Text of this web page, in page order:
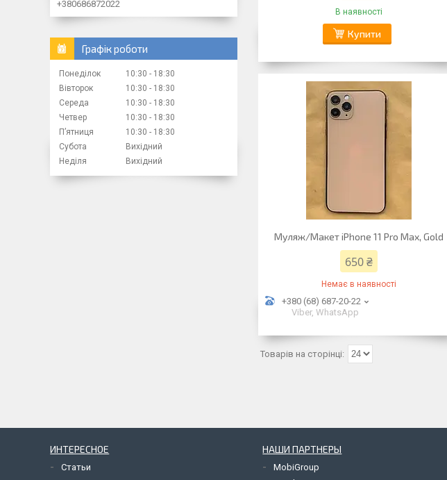
В наявності
Купити
Муляж/Макет iPhone 11 Pro Max, Gold
650 ₴
Немає в наявності
+380 (68) 687-20-22
Viber, WhatsApp
+380686872022
Графік роботи
Понеділок 10:30
18:30
Вівторок
10:30
18:30
Середа
10:30
18:30
Четвер
10:30
18:30
Пʼятниця
10:30
18:30
Субота
Вихідний
Неділя
Вихідний
ИНТЕРЕСНОЕ
Статьи
НАШИ ПАРТНЕРЫ
MobiGroup